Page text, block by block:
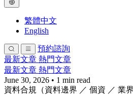
繁體中文
English
預約諮詢
最新文章 熱門文章
最新文章 熱門文章
June 30, 2026 • 1 min read
資料合規（資料邊界 ／ 個資 ／ 業